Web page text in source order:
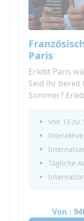
Paris
Erlebt Paris
Seid ihr bereit
Sommer?
Welt! In
Vormittage
interaktiven
eure
Montmartre,
Von 13 zu
Von :